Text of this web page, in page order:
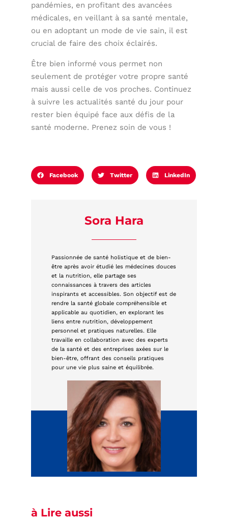
pandémies, en profitant des avancées
médicales, en veillant à sa santé mentale,
ou en adoptant un mode de vie sain, il est
crucial de faire des choix éclairés.
Être bien informé vous permet non
seulement de protéger votre propre santé
mais aussi celle de vos proches. Continuez
à suivre les actualités santé du jour pour
rester bien équipé face aux défis de la
santé moderne. Prenez soin de vous !
Facebook Twitter LinkedIn
Sora Hara
Passionnée de santé holistique et de bien-
être après avoir étudié les médecines douces
et la nutrition, elle partage ses
connaissances à travers des articles
inspirants et accessibles. Son objectif est de
rendre la santé globale compréhensible et
applicable au quotidien, en explorant les
liens entre nutrition, développement
personnel et pratiques naturelles. Elle
travaille en collaboration avec des experts
de la santé et des entreprises axées sur le
bien-être, offrant des conseils pratiques
pour une vie plus saine et équilibrée.
à Lire aussi